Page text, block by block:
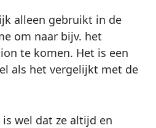
alleen gebruikt in de
om naar bijv. het
te komen. Het is een
als het vergelijkt met de
wel dat ze altijd en